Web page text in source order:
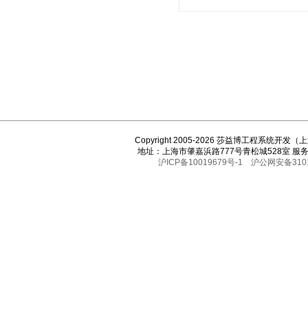
Copyright 2005-2026 莎益博工程系统开发（
地址：上海市肇嘉浜路777号青松城528室 服
沪ICP备10019679号-1
沪公网安备